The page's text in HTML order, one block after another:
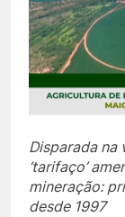
Disparada na
‘tarifaço’
mineração:
desde 1997